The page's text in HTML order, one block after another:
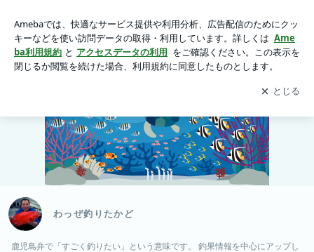
アプリをダウンロードして ブログの更新通知
を受け取りまし
ょう。
開く
わっぜ釣りたかど
鹿児島弁で「すごく釣りたい」という意味です。 釣果情報を中心にアップし